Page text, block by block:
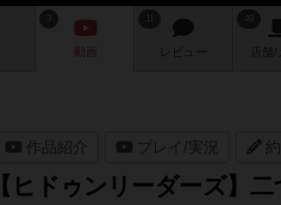
レビュー 店舗/
作品紹介 プレイ/実況
【ヒドゥンリーダーズ】